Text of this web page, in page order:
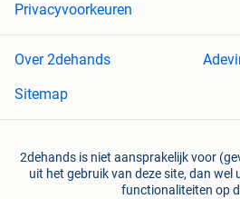
Privacyvoorkeuren
Over 2dehands
Sitemap
2dehands is niet aansprakelijk voor
uit het gebruik van deze site, dan
functionaliteiten op